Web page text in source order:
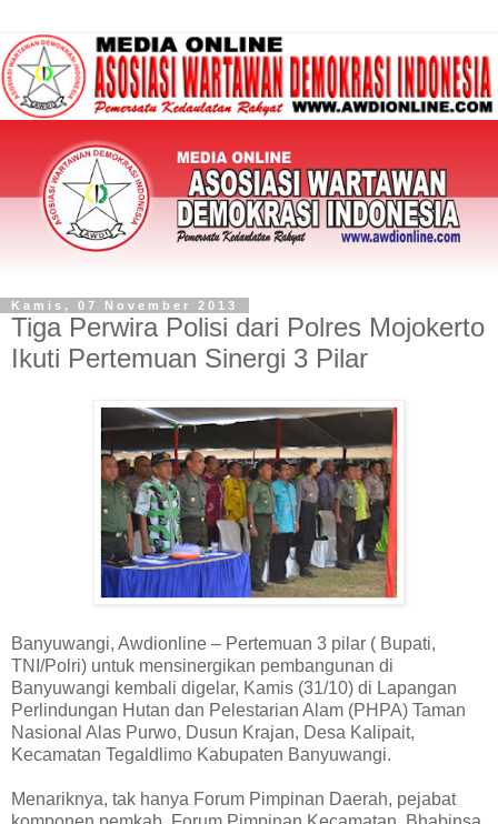
Kamis, 07 November 2013
Tiga Perwira Polisi dari Polres Mojokerto
Ikuti Pertemuan Sinergi 3 Pilar
Banyuwangi, Awdionline – Pertemuan 3 pilar ( Bupati,
TNI/Polri) untuk mensinergikan pembangunan di
Banyuwangi kembali digelar, Kamis (31/10) di Lapangan
Perlindungan Hutan dan Pelestarian Alam (PHPA) Taman
Nasional Alas Purwo, Dusun Krajan, Desa Kalipait,
Kecamatan Tegaldlimo Kabupaten Banyuwangi.
Menariknya, tak hanya Forum Pimpinan Daerah, pejabat